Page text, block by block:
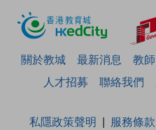
關於教城 最新消息 教師
人才招募
聯絡我們
私隱政策聲明 服務條款